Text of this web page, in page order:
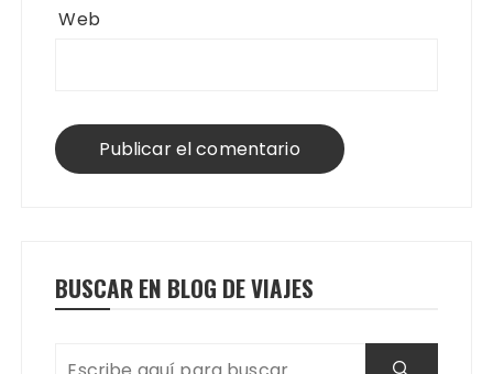
Web
BUSCAR EN BLOG DE VIAJES